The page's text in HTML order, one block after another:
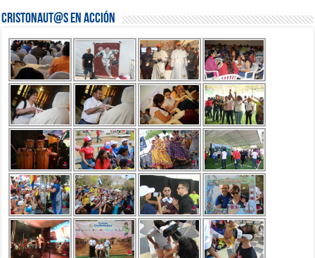
Cristonaut@s en Acción